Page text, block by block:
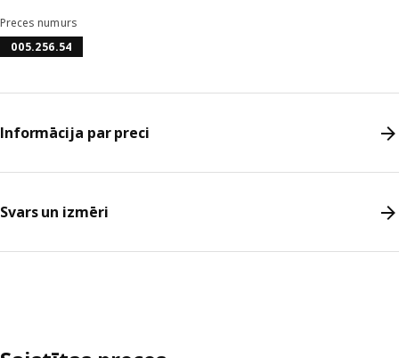
Preces numurs
005.256.54
Informācija par preci
Svars un izmēri